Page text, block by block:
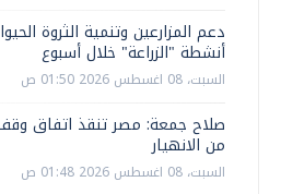
دعم المزارعين وتنمية الثروة
أنشطة "الزراعة" خلال أسبوع
السبت، 08 اغسطس 2026 01:50 ص
صلاح جمعة: مصر تنقذ اتفاق وقف
من الانهيار
السبت، 08 اغسطس 2026 01:48 ص